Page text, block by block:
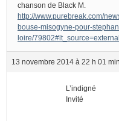
chanson de Black M.
http://www.purebreak.com/
bouse-misogyne-pour-
loire/
13 novembre 2014 à 22 h 01 min
L’indigné
Invité